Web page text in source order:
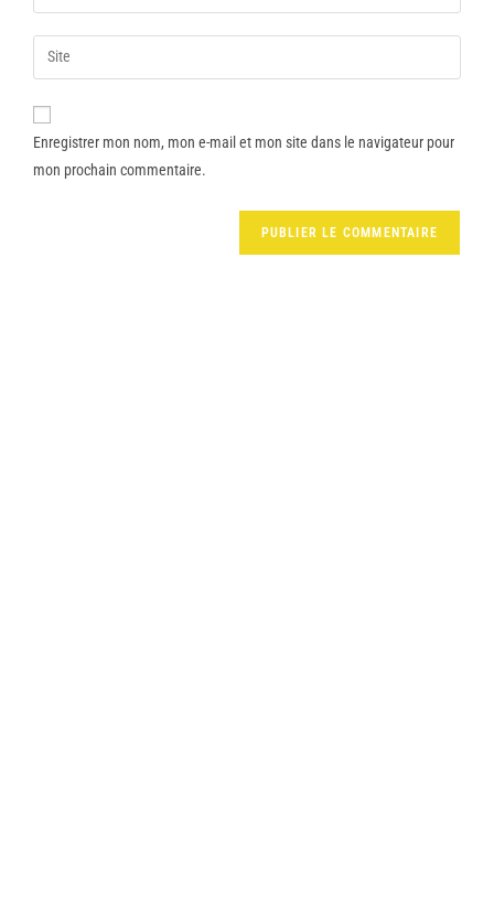
Enregistrer mon nom, mon e-mail et mon site dans le navigateur pour
mon prochain commentaire.